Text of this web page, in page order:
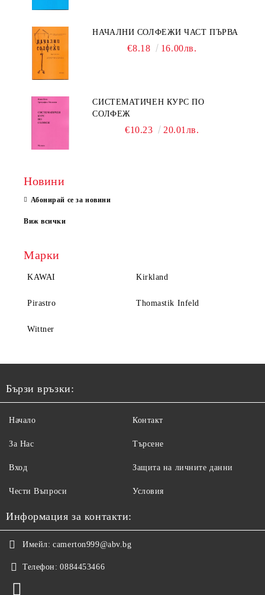
НАЧАЛНИ СОЛФЕЖИ ЧАСТ ПЪРВА
€8.18 16.00лв.
СИСТЕМАТИЧЕН КУРС ПО
СОЛФЕЖ
€10.23 20.01лв.
Новини
Абонирай се за новини
Виж всички
Марки
KAWAI Kirkland
Pirastro Thomastik Infeld
Wittner
Бързи връзки:
Начало
За Нас
Вход
Чести Въпроси
Контакт
Търсене
Защита на личните данни
Условия
Информация за контакти:
Имейл: camerton999@abv.bg
Телефон: 0884453466